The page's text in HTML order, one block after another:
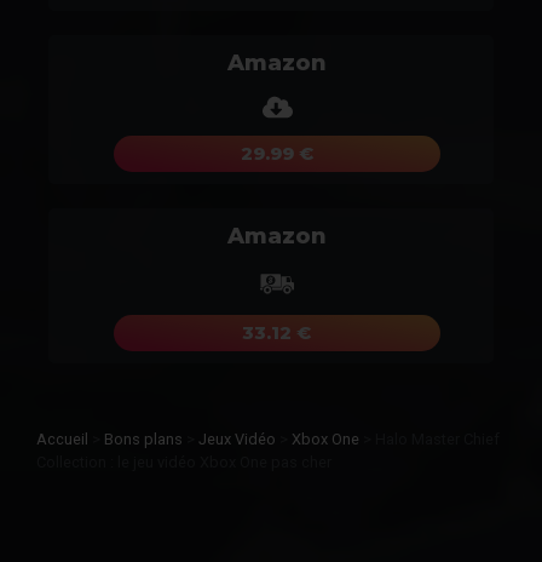
Amazon
29.99 €
Amazon
33.12 €
Accueil Bons plans Jeux Vidéo Xbox One